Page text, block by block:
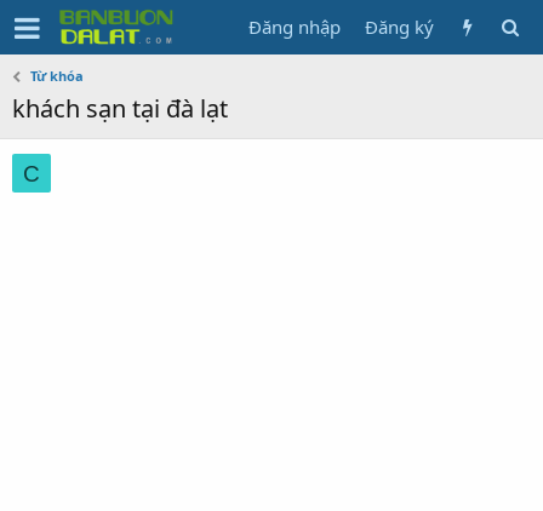
Đăng nhập Đăng ký
Từ khóa
khách sạn tại đà lạt
C